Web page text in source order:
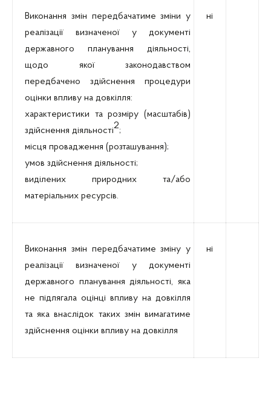
Виконання змін передбачатиме зміни у
реалізації визначеної у документі
державного планування діяльності,
щодо якої законодавством
передбачено здійснення процедури
оцінки впливу на довкілля:
характеристики та розміру (масштабів)
здійснення діяльності2;
місця провадження (розташування);
умов здійснення діяльності;
виділених природних та/або
матеріальних ресурсів.
ні
Виконання змін передбачатиме зміну у
реалізації визначеної у документі
державного планування діяльності, яка
не підлягала оцінці впливу на довкілля
та яка внаслідок таких змін вимагатиме
здійснення оцінки впливу на довкілля
ні